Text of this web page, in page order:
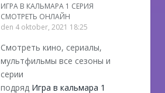
ИГРА В КАЛЬМАРА 1 СЕРИЯ
СМОТРЕТЬ ОНЛАЙН
den 4 oktober, 2021 18:25
Смотреть кино, сериалы,
мультфильмы все сезоны и
серии
подряд Игра в кальмара 1